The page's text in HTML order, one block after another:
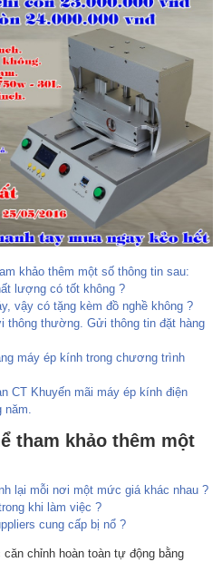
khảo thêm một số thông tin sau:
lượng có tốt không ?
vậy có tặng kèm đồ nghề không ?
thông thường. Gửi thông tin đặt hàng
máy ép kính trong chương trình
CT Khuyến mãi máy ép kính điện
năm.
tham khảo thêm một
lại mỗi nơi một mức giá khác nhau ?
khi làm việc ?
cung cấp bị nổ ?
chỉnh hoàn toàn tự động bằng